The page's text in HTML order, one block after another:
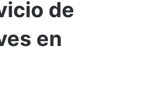
de
en